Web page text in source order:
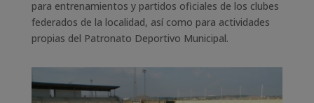
para entrenamientos y partidos oficiales de los clubes
federados de la localidad, así como para actividades
propias del Patronato Deportivo Municipal.